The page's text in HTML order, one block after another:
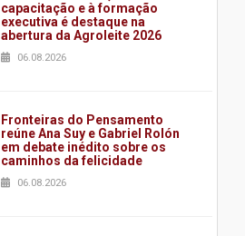
capacitação e à formação
executiva é destaque na
abertura da Agroleite 2026
06.08.2026
Fronteiras do Pensamento
reúne Ana Suy e Gabriel Rolón
em debate inédito sobre os
caminhos da felicidade
06.08.2026